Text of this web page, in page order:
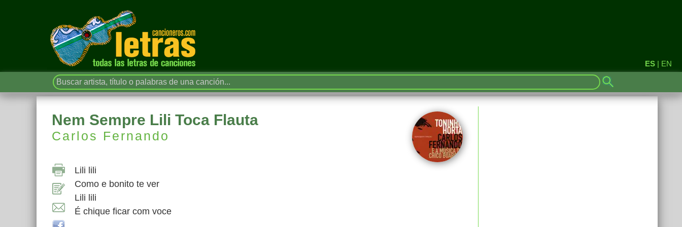
ES | EN
Nem Sempre Lili Toca Flauta
Carlos Fernando
Lili lili
Como e bonito te ver
Lili lili
É chique ficar com voce